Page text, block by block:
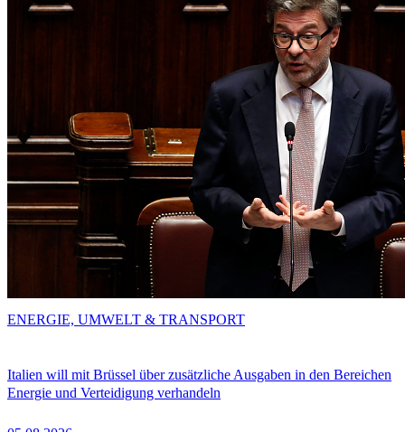
Italien will mit Brüssel über zusätzliche Ausgaben in den Bereichen
Energie und Verteidigung verhandeln
ENERGIE, UMWELT & TRANSPORT